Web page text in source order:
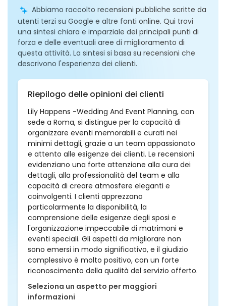
Abbiamo raccolto recensioni pubbliche scritte da
utenti terzi su Google e altre fonti online. Qui trovi
una sintesi chiara e imparziale dei principali punti di
forza e delle eventuali aree di miglioramento di
questa attività. La sintesi si basa su recensioni che
descrivono l'esperienza dei clienti.
Riepilogo delle opinioni dei clienti
Lily Happens -Wedding And Event Planning, con
sede a Roma, si distingue per la capacità di
organizzare eventi memorabili e curati nei
minimi dettagli, grazie a un team appassionato
e attento alle esigenze dei clienti. Le recensioni
evidenziano una forte attenzione alla cura dei
dettagli, alla professionalità del team e alla
capacità di creare atmosfere eleganti e
coinvolgenti. I clienti apprezzano
particolarmente la disponibilità, la
comprensione delle esigenze degli sposi e
l'organizzazione impeccabile di matrimoni e
eventi speciali. Gli aspetti da migliorare non
sono emersi in modo significativo, e il giudizio
complessivo è molto positivo, con un forte
riconoscimento della qualità del servizio offerto.
Seleziona un aspetto per maggiori
informazioni